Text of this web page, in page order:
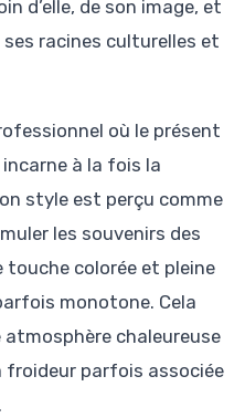
d’elle, de son image, et
racines culturelles et
où le présent
incarne à la fois la
style est perçu comme
les souvenirs des
touche colorée et pleine
monotone. Cela
chaleureuse
froideur parfois associée